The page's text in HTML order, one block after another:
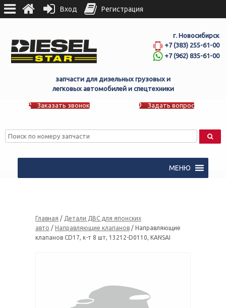
г. Новосибирск
+7 (383) 255-61-00
+7 (962) 835-61-00
запчасти для дизельных грузовых и
легковых автомобилей и спецтехники
Заказать звонок Задать вопрос
МЕНЮ
Главная / Детали ДВС для японских
авто / Направляющие клапанов / Направляющие
клапанов CD17, к-т 8 шт, 13212-D0110, KANSAI
Вход Регистрация